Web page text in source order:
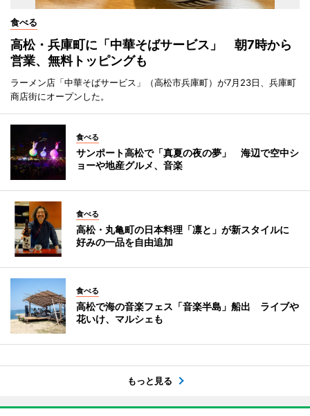
食べる
高松・兵庫町に「中華そばサービス」 朝7時から
営業、無料トッピングも
ラーメン店「中華そばサービス」（高松市兵庫町）が7月23日、兵庫町
商店街にオープンした。
食べる
サンポート高松で「真夏の夜の夢」 海辺で空中シ
ョーや地産グルメ、音楽
食べる
高松・丸亀町の日本料理「凛と」が新スタイルに
好みの一品を自由追加
食べる
高松で海の音楽フェス「音楽半島」船出 ライブや
花いけ、マルシェも
もっと見る